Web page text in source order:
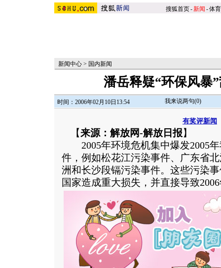
搜狐首页-新闻 -体育
新闻中心 > 国内新闻
潘岳释疑“环保风暴
时间：2006年02月10日13:54 我来说两句(0)
有奖评新闻
【来源：解放网-解放日报 】
2005年环境危机集中爆发2005年
件，例如松花江污染事件、广东省
洲和长沙段镉污染事件。这些污染
国家造成重大损失，并直接导致